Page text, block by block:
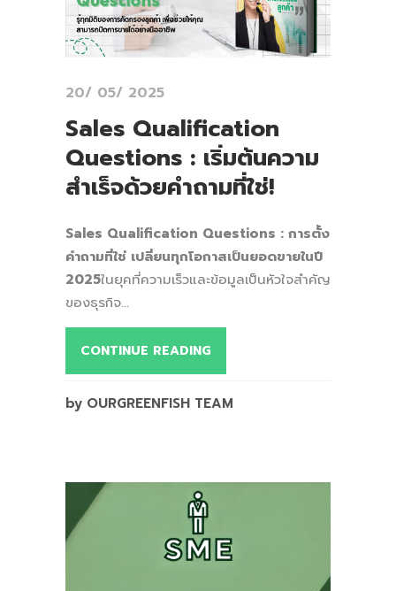
20/ 05/ 2025
Sales Qualification
Questions : เริ่มต้นความ
สำเร็จด้วยคำถามที่ใช่!
Sales Qualification Questions : การตั้ง
คำถามที่ใช่ เปลี่ยนทุกโอกาสเป็นยอดขายในปี
2025ในยุคที่ความเร็วและข้อมูลเป็นหัวใจสำคัญ
ของธุรกิจ...
CONTINUE READING
by OURGREENFISH TEAM